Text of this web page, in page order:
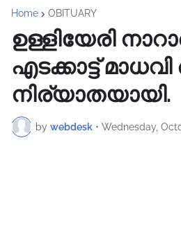
Home OBITUARY
ഉള്ളിയേരി
എടക്കാട്ട്
നിര്യാതയായി.
by webdesk • Wednesday,